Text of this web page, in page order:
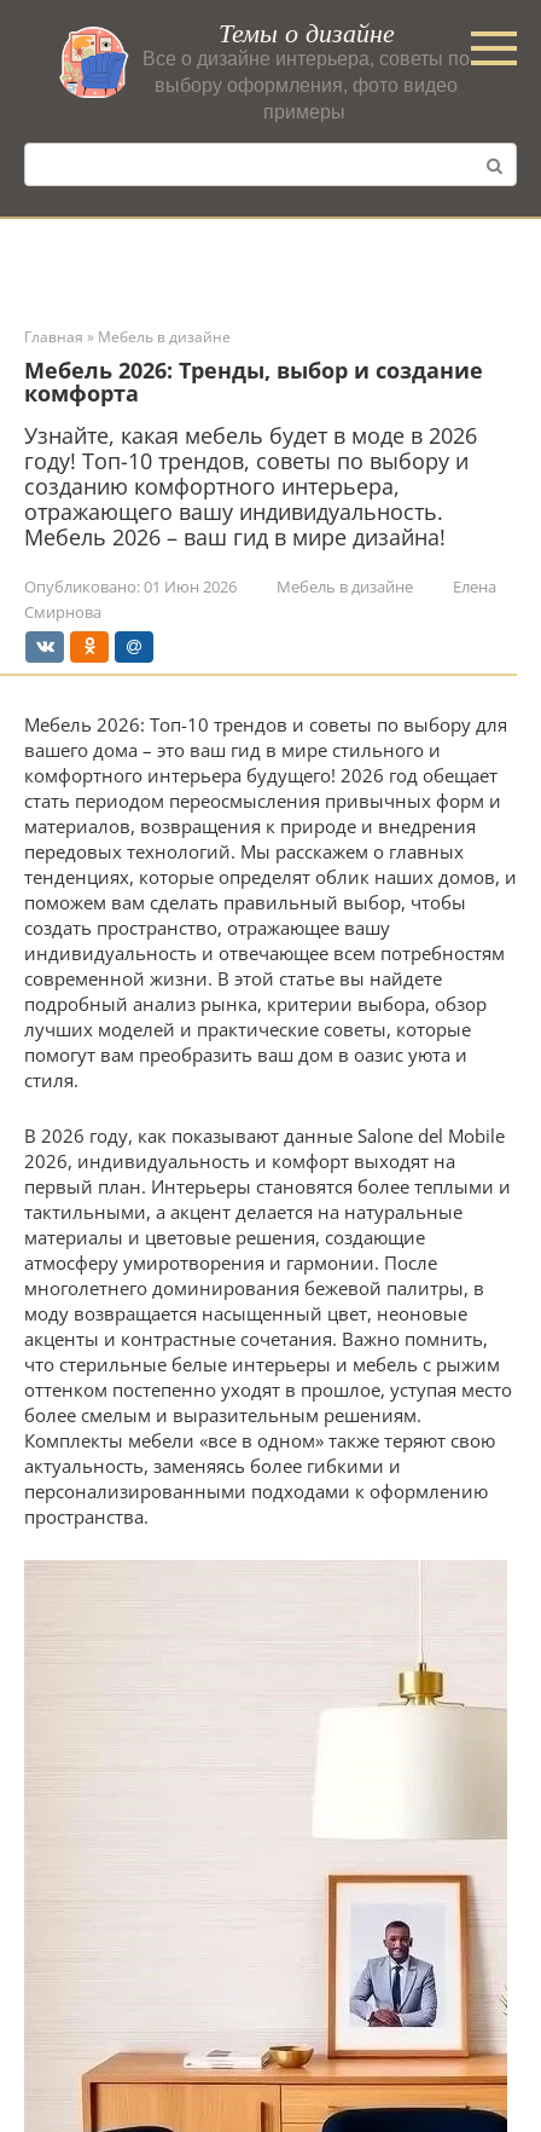
контенту
Темы о дизайне
Все о дизайне интерьера, советы по
выбору оформления, фото видео
примеры
Поиск:
Главная » Мебель в дизайне
Мебель 2026: Тренды, выбор и создание
комфорта
Узнайте, какая мебель будет в моде в 2026
году! Топ-10 трендов, советы по выбору и
созданию комфортного интерьера,
отражающего вашу индивидуальность.
Мебель 2026 – ваш гид в мире дизайна!
Опубликовано:01 Июн 2026 Мебель в дизайне
Елена
Смирнова
Мебель 2026: Топ-10 трендов и советы по выбору для
вашего дома – это ваш гид в мире стильного и
комфортного интерьера будущего! 2026 год обещает
стать периодом переосмысления привычных форм и
материалов, возвращения к природе и внедрения
передовых технологий. Мы расскажем о главных
тенденциях, которые определят облик наших домов, и
поможем вам сделать правильный выбор, чтобы
создать пространство, отражающее вашу
индивидуальность и отвечающее всем потребностям
современной жизни. В этой статье вы найдете
подробный анализ рынка, критерии выбора, обзор
лучших моделей и практические советы, которые
помогут вам преобразить ваш дом в оазис уюта и
стиля.
В 2026 году, как показывают данные Salone del Mobile
2026, индивидуальность и комфорт выходят на
первый план. Интерьеры становятся более теплыми и
тактильными, а акцент делается на натуральные
материалы и цветовые решения, создающие
атмосферу умиротворения и гармонии. После
многолетнего доминирования бежевой палитры, в
моду возвращается насыщенный цвет, неоновые
акценты и контрастные сочетания. Важно помнить,
что стерильные белые интерьеры и мебель с рыжим
оттенком постепенно уходят в прошлое, уступая место
более смелым и выразительным решениям.
Комплекты мебели «все в одном» также теряют свою
актуальность, заменяясь более гибкими и
персонализированными подходами к оформлению
пространства.